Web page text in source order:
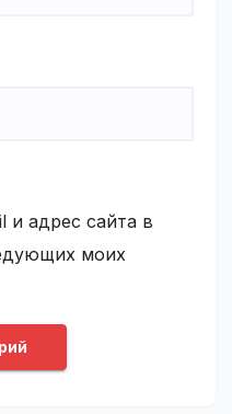
и адрес сайта в
моих